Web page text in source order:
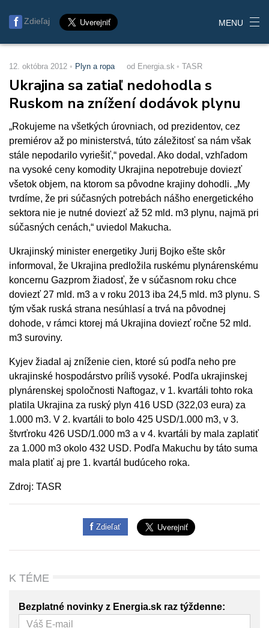
Zdieľaj MENU
12. októbra 2012 Plyn a ropa od Energia.sk TASR
Ukrajina sa zatiaľ nedohodla s
Ruskom na znížení dodávok plynu
„Rokujeme na všetkých úrovniach, od prezidentov, cez
premiérov až po ministerstvá, túto záležitosť sa nám však
stále nepodarilo vyriešiť,“ povedal. Ako dodal, vzhľadom
na vysoké ceny komodity Ukrajina nepotrebuje doviezť
všetok objem, na ktorom sa pôvodne krajiny dohodli. „My
tvrdíme, že pri súčasných potrebách nášho energetického
sektora nie je nutné doviezť až 52 mld. m3 plynu, najmä pri
súčasných cenách,“ uviedol Makucha.
Ukrajinský minister energetiky Jurij Bojko ešte skôr
informoval, že Ukrajina predložila ruskému plynárenskému
koncernu Gazprom žiadosť, že v súčasnom roku chce
doviezť 27 mld. m3 a v roku 2013 iba 24,5 mld. m3 plynu. S
tým však ruská strana nesúhlasí a trvá na pôvodnej
dohode, v rámci ktorej má Ukrajina doviezť ročne 52 mld.
m3 suroviny.
Kyjev žiadal aj zníženie cien, ktoré sú podľa neho pre
ukrajinské hospodárstvo príliš vysoké. Podľa ukrajinskej
plynárenskej spoločnosti Naftogaz, v 1. kvartáli tohto roka
platila Ukrajina za ruský plyn 416 USD (322,03 eura) za
1.000 m3. V 2. kvartáli to bolo 425 USD/1.000 m3, v 3.
štvrťroku 426 USD/1.000 m3 a v 4. kvartáli by mala zaplatiť
za 1.000 m3 okolo 432 USD. Podľa Makuchu by táto suma
mala platiť aj pre 1. kvartál budúceho roka.
Zdroj: TASR
Zdieľať
K TÉME
Bezplatné novinky z Energia.sk raz týždenne: